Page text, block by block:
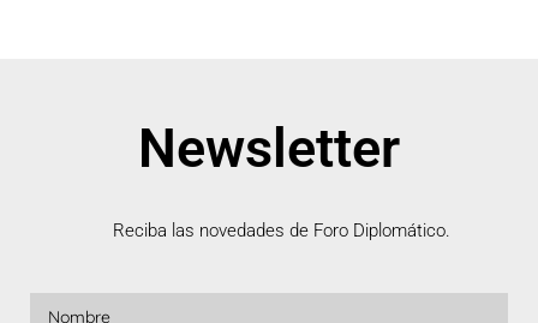
Newsletter
Reciba las novedades de Foro Diplomático.